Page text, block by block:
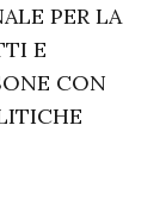
PER LA
E
CON